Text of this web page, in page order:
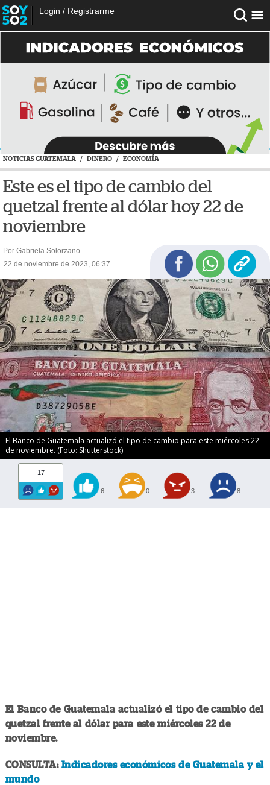
Login / Registrarme
NOTICIAS GUATEMALA / DINERO / ECONOMÍA
Este es el tipo de cambio del
quetzal frente al dólar hoy 22 de
noviembre
Por Gabriela Solorzano
22 de noviembre de 2023, 06:37
El Banco de Guatemala actualizó el tipo de cambio para este miércoles 22
de noviembre. (Foto: Shutterstock)
17
6 0 3 8
El Banco de Guatemala actualizó el tipo de cambio del
quetzal frente al dólar para este miércoles 22 de
noviembre.
CONSULTA: Indicadores económicos de Guatemala y el
mundo